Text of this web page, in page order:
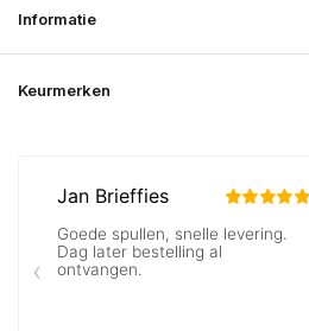
Informatie
Keurmerken